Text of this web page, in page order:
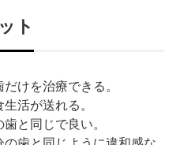
ト
けを治療できる。
活が送れる。
と同じで良い。